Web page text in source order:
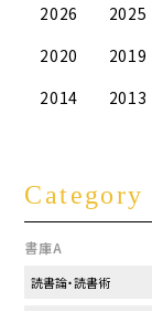
2026 2025
2020
2019
2014
2013
Category
書庫A
読書論・読書術